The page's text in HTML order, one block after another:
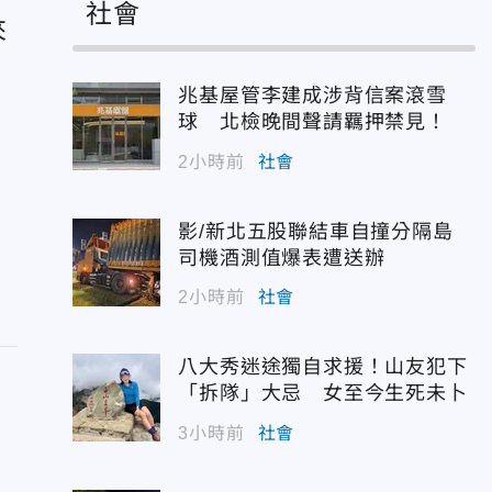
社會
兆基屋管李建成涉背信案滾雪
球 北檢晚間聲請羈押禁見！
2小時前 社會
影/新北五股聯結車自撞分隔島
司機酒測值爆表遭送辦
2小時前 社會
八大秀迷途獨自求援！山友犯下
「拆隊」大忌 女至今生死未卜
3小時前 社會